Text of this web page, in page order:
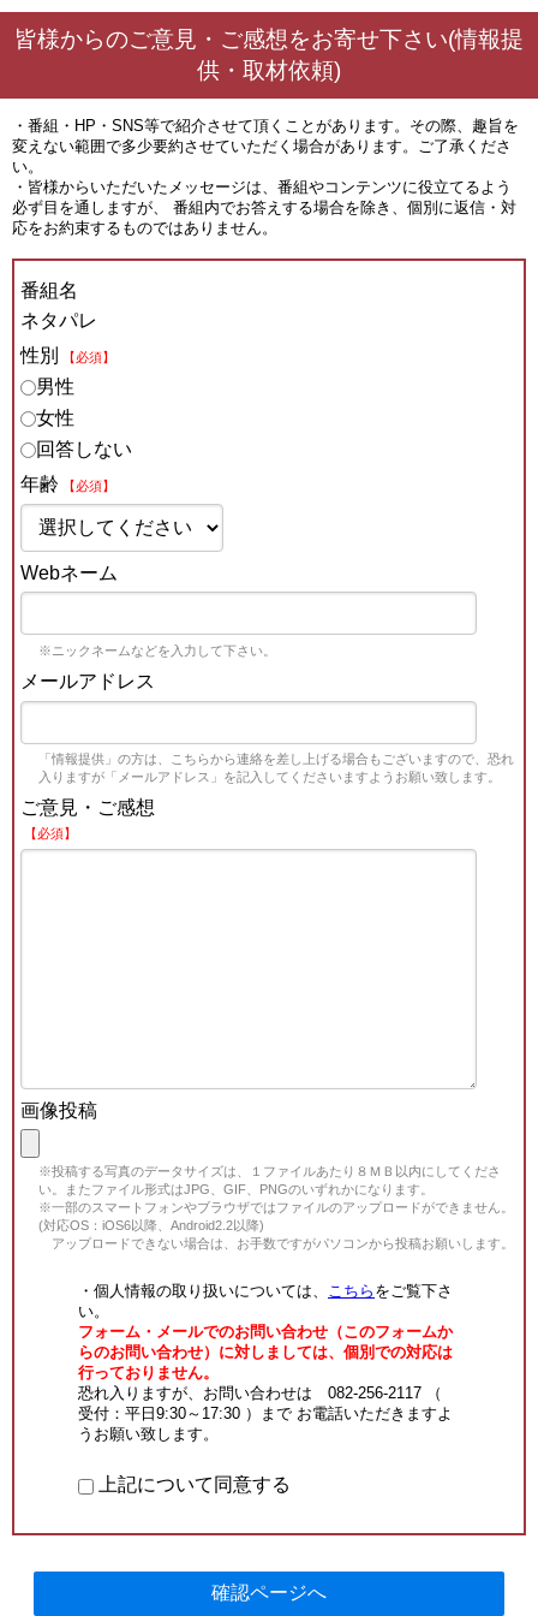
皆様からのご意見・ご感想をお寄せ下さい(情報提
供・取材依頼)
・番組・HP・SNS等で紹介させて頂くことがあります。その際、趣旨を
変えない範囲で多少要約させていただく場合があります。ご了承くださ
い。
・皆様からいただいたメッセージは、番組やコンテンツに役立てるよう
必ず目を通しますが、 番組内でお答えする場合を除き、個別に返信・対
応をお約束するものではありません。
番組名
ネタパレ
性別
【必須】
男性
女性
回答しない
年齢
【必須】
Webネーム
※ニックネームなどを入力して下さい。
メールアドレス
「情報提供」の方は、こちらから連絡を差し上げる場合もございますので、恐れ
入りますが「メールアドレス」を記入してくださいますようお願い致します。
ご意見・ご感想
【必須】
画像投稿
※投稿する写真のデータサイズは、１ファイルあたり８ＭＢ以内にしてくださ
い。またファイル形式はJPG、GIF、PNGのいずれかになります。
※一部のスマートフォンやブラウザではファイルのアップロードができません。
(対応OS：iOS6以降、Android2.2以降)
アップロードできない場合は、お手数ですがパソコンから投稿お願いします。
・個人情報の取り扱いについては、 こちら をご覧下さ
い。
フォーム・メールでのお問い合わせ（このフォームか
らのお問い合わせ）に対しましては、個別での対応は
行っておりません。
恐れ入りますが、お問い合わせは 082-256-2117 （
受付：平日9:30～17:30 ）まで お電話いただきますよ
うお願い致します。
上記について同意する
確認ページへ